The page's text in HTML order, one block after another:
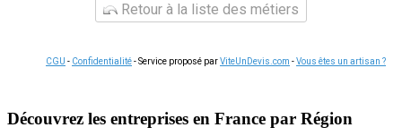
Retour à la liste des métiers
CGU - Confidentialité- Service proposé parViteUnDevis.com -Vous êtes un artisan ?
Découvrez les entreprises en France par Région